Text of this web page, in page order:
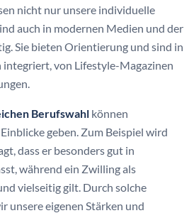
nicht nur unsere individuelle
auch in modernen Medien und der
Sie bieten Orientierung und sind in
integriert, von Lifestyle-Magazinen
Berufswahl können
geben. Zum Beispiel wird
dass er besonders gut in
während ein Zwilling als
vielseitig gilt. Durch solche
unsere eigenen Stärken und